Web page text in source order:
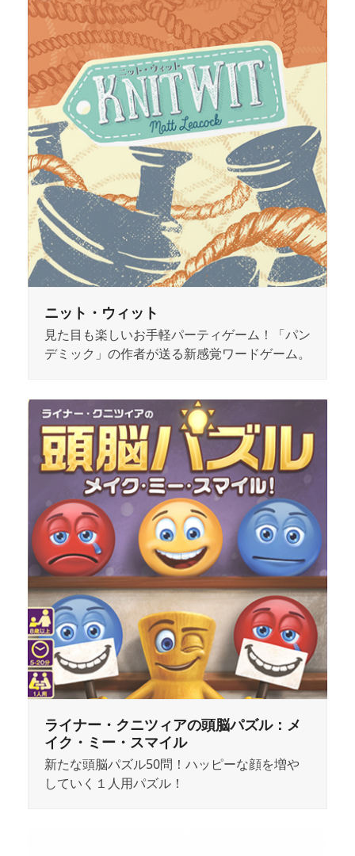
ニット・ウィット
見た目も楽しいお手軽パーティゲーム！「パン
デミック」の作者が送る新感覚ワードゲーム。
ライナー・クニツィアの頭脳パズル：メ
イク・ミー・スマイル
新たな頭脳パズル50問！ハッピーな顔を増や
していく１人用パズル！